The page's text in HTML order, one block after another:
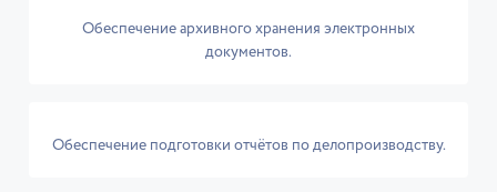
Обеспечение архивного хранения электронных
документов.
Обеспечение подготовки отчётов по делопроизводству.